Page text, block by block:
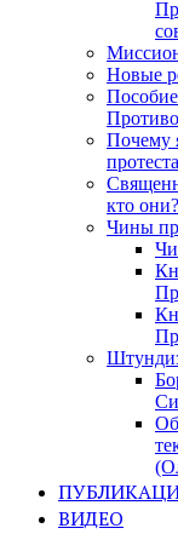
Новые
Пособие
Почему
кто они?
Чины
ВИДЕО